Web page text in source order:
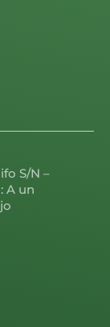
S/N –
A un